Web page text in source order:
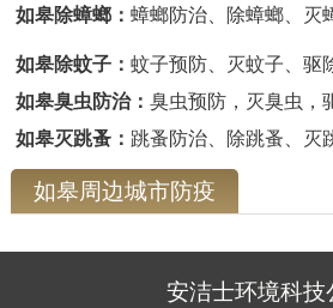
如皋除蟑螂： 蟑螂防治、除蟑螂、灭
如皋除蚊子： 蚊子预防、灭蚊子、驱
如皋臭虫防治： 臭虫预防，灭臭虫，
如皋灭跳蚤： 跳蚤防治、除跳蚤、灭
如皋周边城市防疫
安洁士环境科技